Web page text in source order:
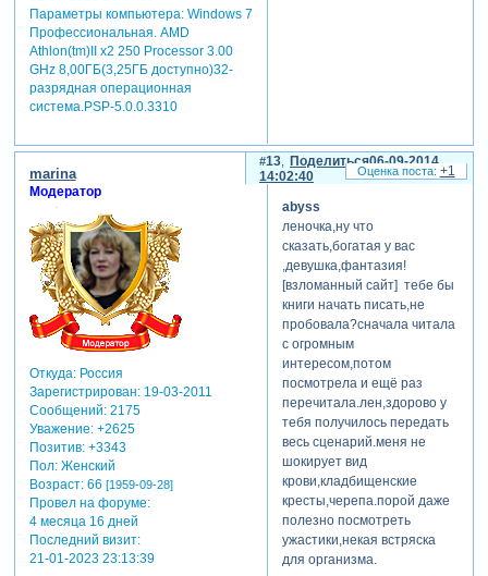
работе слайд есть с
темным дымом – не-не,
там вдалеке мой демон
избавляется от трупов
(негде прятать, вот и жжет
их). уж извиняйте, проза
сей работы такова.
[взломанный сайт] под
конец пути героине
встречается источник, но
вода в нем пересохла, силы
ее истощились, и она как
сомнамбулла бредет
вперед, не видя снова
церкви… идет по
направлению к дракону
усмехающемуся… честно
говоря, просто уже
терялась в догадках, ну, как
еще ее направить было мне
в противоположном
Параметры компьютера:Windows 7
Профессиональная. AMD
Athlon(tm)II x2 250 Processor 3.00
GHz 8,00ГБ(3,25ГБ доступно)32-
разрядная операционная
система.PSP-5.0.0.3310
Поделиться
13
06-09-2014
14:02:40
marina
Модератор
Откуда:Россия
Зарегистрирован: 19-03-2011
Сообщений:2175
Уважение: +2625
Позитив: +3343
Пол:Женский
Возраст:66 [1959-09-28]
Провел на форуме:
4 месяца 16 дней
Последний визит:
21-01-2023 23:13:39
abyss
леночка,ну что
сказать,богатая у вас
,девушка,фантазия!
[взломанный сайт] тебе бы
книги начать писать,не
пробовала?сначала читала
с огромным
интересом,потом
посмотрела и ещё раз
перечитала.лен,здорово у
тебя получилось передать
весь сценарий.меня не
шокирует вид
крови,кладбищенские
кресты,черепа.порой даже
полезно посмотреть
ужастики,некая встряска
для организма.
+1